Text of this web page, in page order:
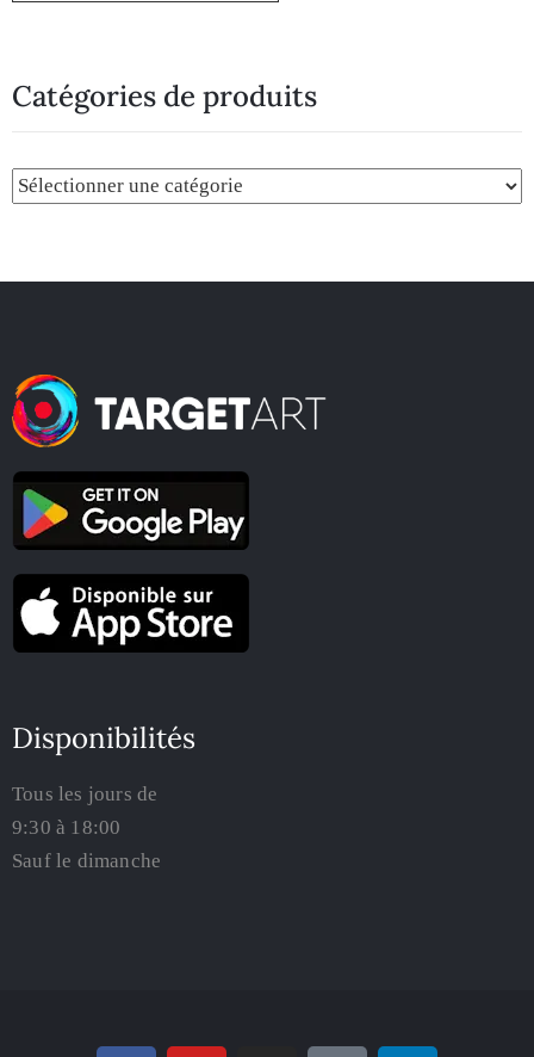
Catégories de produits
Disponibilités
Tous les jours de
9:30 à 18:00
Sauf le dimanche